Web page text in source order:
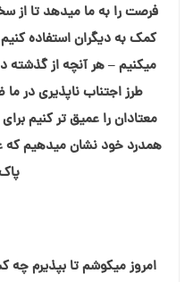
فرصت را به ما میدهد تا از
کمک به دیگران استفاده
میکنیم – هر آنچه از گذشته
طرز اجتناب ناپذیری در ما
معتادان را عمیق تر کنیم
همدرد خود نشان میدهیم که
امروز میکوشم تا بپذیرم